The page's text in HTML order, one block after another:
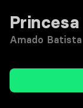
Princesa
Amado Batista